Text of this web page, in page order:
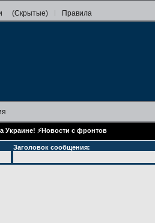
(Скрытые) Правила
Украине! ⚡️Новости с фронтов
Заголовок сообщения: